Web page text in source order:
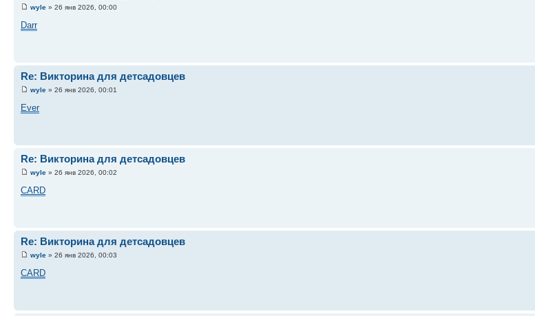
wyle » 26 янв 2026, 00:00
Darr
Re: Викторина для детсадовцев
wyle » 26 янв 2026, 00:01
Ever
Re: Викторина для детсадовцев
wyle » 26 янв 2026, 00:02
CARD
Re: Викторина для детсадовцев
wyle » 26 янв 2026, 00:03
CARD